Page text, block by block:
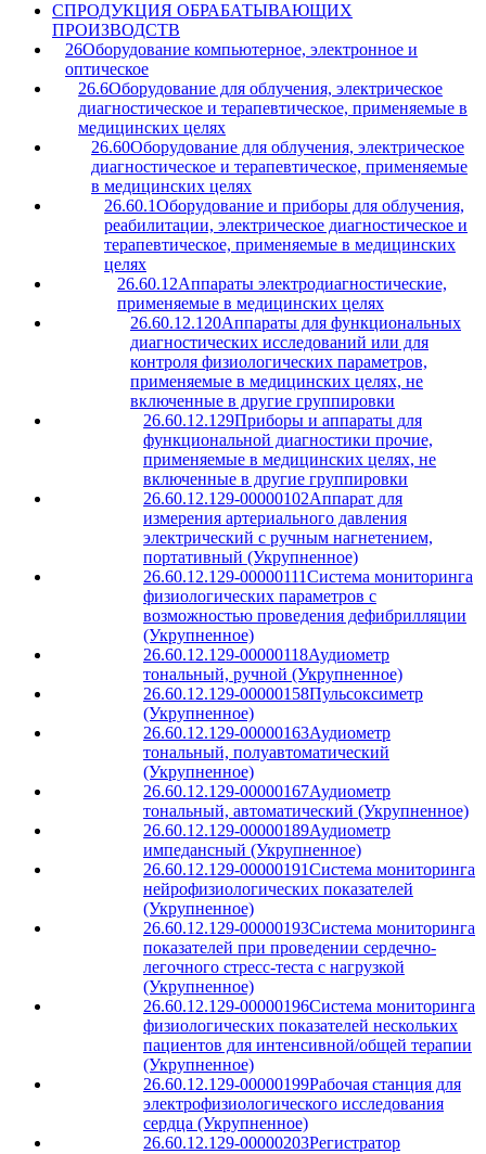
CПРОДУКЦИЯ ОБРАБАТЫВАЮЩИХ
ПРОИЗВОДСТВ
26Оборудование компьютерное, электронное и
оптическое
26.6Оборудование для облучения, электрическое
диагностическое и терапевтическое, применяемые в
медицинских целях
26.60Оборудование для облучения, электрическое
диагностическое и терапевтическое, применяемые
в медицинских целях
26.60.1Оборудование и приборы для облучения,
реабилитации, электрическое диагностическое и
терапевтическое, применяемые в медицинских
целях
26.60.12Аппараты электродиагностические,
применяемые в медицинских целях
26.60.12.120Аппараты для функциональных
диагностических исследований или для
контроля физиологических параметров,
применяемые в медицинских целях, не
включенные в другие группировки
26.60.12.129Приборы и аппараты для
функциональной диагностики прочие,
применяемые в медицинских целях, не
включенные в другие группировки
26.60.12.129-00000102Аппарат для
измерения артериального давления
электрический с ручным нагнетением,
портативный (Укрупненное)
26.60.12.129-00000111Система мониторинга
физиологических параметров с
возможностью проведения дефибрилляции
(Укрупненное)
26.60.12.129-00000118Аудиометр
тональный, ручной (Укрупненное)
26.60.12.129-00000158Пульсоксиметр
(Укрупненное)
26.60.12.129-00000163Аудиометр
тональный, полуавтоматический
(Укрупненное)
26.60.12.129-00000167Аудиометр
тональный, автоматический (Укрупненное)
26.60.12.129-00000189Аудиометр
импедансный (Укрупненное)
26.60.12.129-00000191Система мониторинга
нейрофизиологических показателей
(Укрупненное)
26.60.12.129-00000193Система мониторинга
показателей при проведении сердечно-
легочного стресс-теста с нагрузкой
(Укрупненное)
26.60.12.129-00000196Система мониторинга
физиологических показателей нескольких
пациентов для интенсивной/общей терапии
(Укрупненное)
26.60.12.129-00000199Рабочая станция для
электрофизиологического исследования
сердца (Укрупненное)
26.60.12.129-00000203Регистратор